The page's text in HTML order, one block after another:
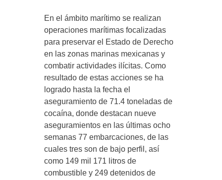
En el ámbito marítimo se realizan
operaciones marítimas focalizadas
para preservar el Estado de Derecho
en las zonas marinas mexicanas y
combatir actividades ilícitas. Como
resultado de estas acciones se ha
logrado hasta la fecha el
aseguramiento de 71.4 toneladas de
cocaína, donde destacan nueve
aseguramientos en las últimas ocho
semanas 77 embarcaciones, de las
cuales tres son de bajo perfil, así
como 149 mil 171 litros de
combustible y 249 detenidos de